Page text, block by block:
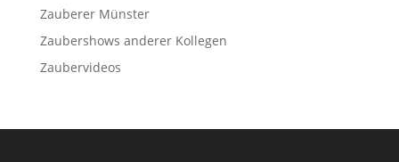
Zauberer Münster
Zaubershows anderer Kollegen
Zaubervideos